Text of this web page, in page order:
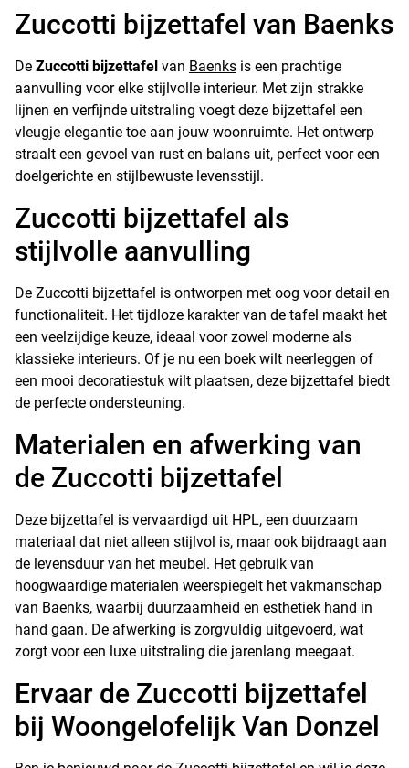
Zuccotti bijzettafel van Baenks
De Zuccotti bijzettafel van Baenks is een prachtige
aanvulling voor elke stijlvolle interieur. Met zijn strakke
lijnen en verfijnde uitstraling voegt deze bijzettafel een
vleugje elegantie toe aan jouw woonruimte. Het ontwerp
straalt een gevoel van rust en balans uit, perfect voor een
doelgerichte en stijlbewuste levensstijl.
Zuccotti bijzettafel als
stijlvolle aanvulling
De Zuccotti bijzettafel is ontworpen met oog voor detail en
functionaliteit. Het tijdloze karakter van de tafel maakt het
een veelzijdige keuze, ideaal voor zowel moderne als
klassieke interieurs. Of je nu een boek wilt neerleggen of
een mooi decoratiestuk wilt plaatsen, deze bijzettafel biedt
de perfecte ondersteuning.
Materialen en afwerking van
de Zuccotti bijzettafel
Deze bijzettafel is vervaardigd uit HPL, een duurzaam
materiaal dat niet alleen stijlvol is, maar ook bijdraagt aan
de levensduur van het meubel. Het gebruik van
hoogwaardige materialen weerspiegelt het vakmanschap
van Baenks, waarbij duurzaamheid en esthetiek hand in
hand gaan. De afwerking is zorgvuldig uitgevoerd, wat
zorgt voor een luxe uitstraling die jarenlang meegaat.
Ervaar de Zuccotti bijzettafel
bij Woongelofelijk Van Donzel